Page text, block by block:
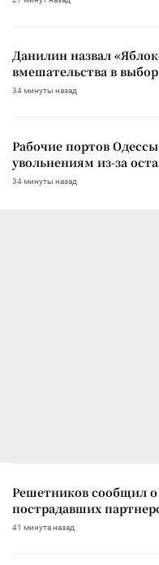
Данилин назвал
вмешательства в
34 минуты назад
Рабочие портов
увольнениям из-за
34 минуты назад
Решетников сообщил
пострадавших
41 минута назад